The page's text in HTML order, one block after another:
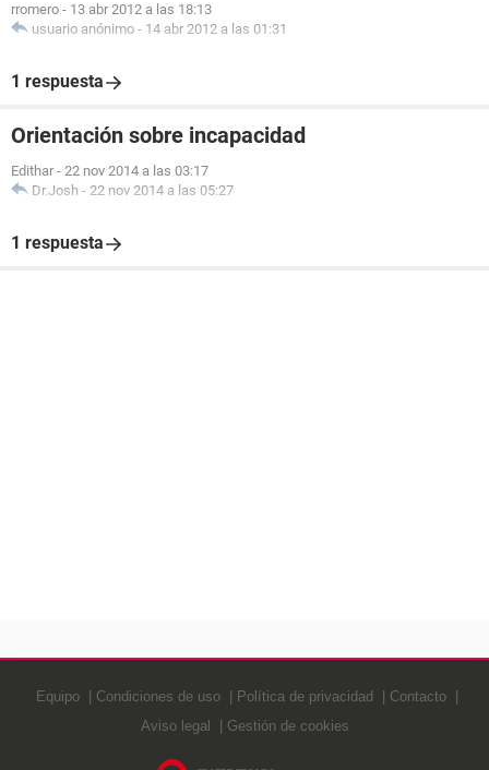
rromero - 13 abr 2012 a las 18:13
usuario anónimo - 14 abr 2012 a las 01:31
1 respuesta
Orientación sobre incapacidad
Edithar - 22 nov 2014 a las 03:17
Dr.Josh - 22 nov 2014 a las 05:27
1 respuesta
Equipo Condiciones de uso Política de privacidad
Contacto
Aviso legal
Gestión de cookies